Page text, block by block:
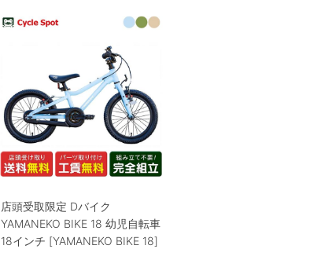
店頭受取限定 Dバイク
YAMANEKO BIKE 18 幼児自転車
18インチ [YAMANEKO BIKE 18]